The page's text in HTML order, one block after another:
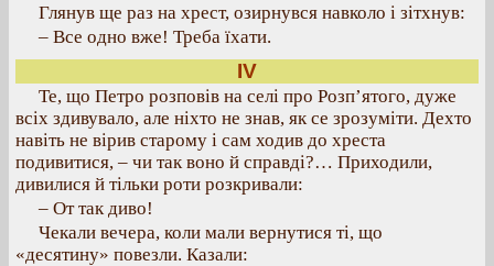
Глянув ще раз на хрест, озирнувся навколо і зітхнув:
– Все одно вже! Треба їхати.
IV
Те, що Петро розповів на селі про Розп’ятого, дуже
всіх здивувало, але ніхто не знав, як се зрозуміти. Дехто
навіть не вірив старому і сам ходив до хреста
подивитися, – чи так воно й справді?… Приходили,
дивилися й тільки роти розкривали:
– От так диво!
Чекали вечера, коли мали вернутися ті, що
«десятину» повезли. Казали: